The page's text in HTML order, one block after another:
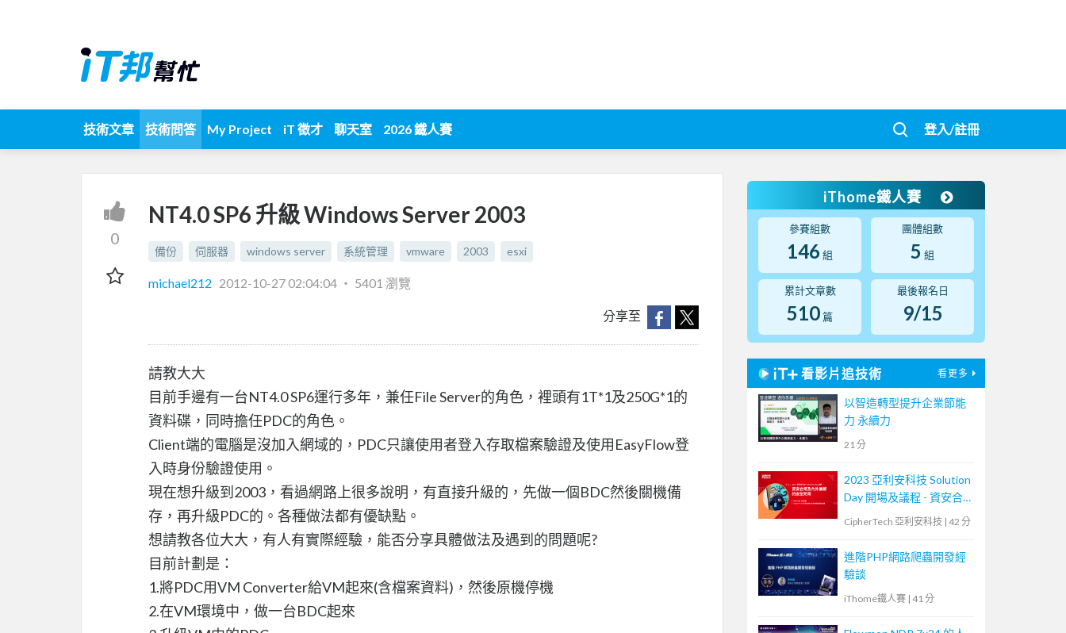
技術文章 技術問答 My Project iT 徵才 聊天室 2026 鐵人賽 登入/註冊
0
NT4.0 SP6 升級 Windows Server 2003
備份 伺服器 windows server 系統管理 vmware 2003 esxi
michael212 2012-10-27 02:04:04 ‧ 5401 瀏覽
分享至
請教大大
目前手邊有一台NT4.0 SP6運行多年，兼任File Server的角色，裡頭有1T*1及250G*1的
資料碟，同時擔任PDC的角色。
Client端的電腦是沒加入網域的，PDC只讓使用者登入存取檔案驗證及使用EasyFlow登
入時身份驗證使用。
現在想升級到2003，看過網路上很多說明，有直接升級的，先做一個BDC然後關機備
存，再升級PDC的。各種做法都有優缺點。
想請教各位大大，有人有實際經驗，能否分享具體做法及遇到的問題呢?
目前計劃是：
1.將PDC用VM Converter給VM起來(含檔案資料)，然後原機停機
2.在VM環境中，做一台BDC起來
iThome鐵人賽
參賽組數
146 組
團體組數
5 組
累計文章數
510 篇
最後報名日
9/15
看影片追技術 看更多
以智造轉型提升企業節能
力 永續力
21 分
2023 亞利安科技 Solution
Day 開場及議程 - 資安合
規及內外兼顧的安全防禦
CipherTech 亞利安科技 | 42 分
進階PHP網路爬蟲開發經
驗談
iThome鐵人賽 | 41 分